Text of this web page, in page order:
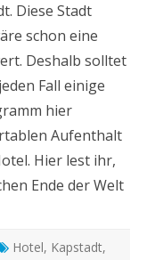
mit
Tradition
Diese Stadt
schon eine
Deshalb solltet
Fall einige
hier
Aufenthalt
Hier lest ihr,
Ende der Welt
Hotel, Kapstadt,